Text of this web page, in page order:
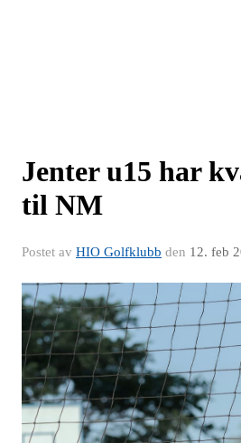
Jenter u15 har
til NM
Postet av HIO Golfklubb den 12. feb